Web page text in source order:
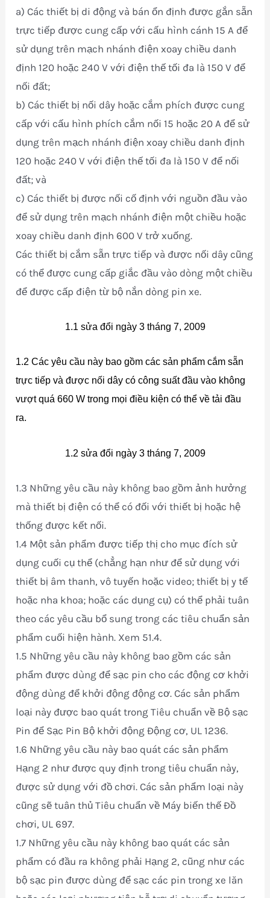
a) Các thiết bị di động và bán ổn định được gắn sẵn
trực tiếp được cung cấp với cấu hình cánh 15 A để
sử dụng trên mạch nhánh điện xoay chiều danh
định 120 hoặc 240 V với điện thế tối đa là 150 V để
nối đất;
b) Các thiết bị nối dây hoặc cắm phích được cung
cấp với cấu hình phích cắm nối 15 hoặc 20 A để sử
dụng trên mạch nhánh điện xoay chiều danh định
120 hoặc 240 V với điện thế tối đa là 150 V để nối
đất; và
c) Các thiết bị được nối cố định với nguồn đầu vào
để sử dụng trên mạch nhánh điện một chiều hoặc
xoay chiều danh định 600 V trở xuống.
Các thiết bị cắm sẵn trực tiếp và được nối dây cũng
có thể được cung cấp giắc đầu vào dòng một chiều
để được cấp điện từ bộ nắn dòng pin xe.
1.1 sửa đổi ngày 3 tháng 7, 2009
1.2 Các yêu cầu này bao gồm các sản phẩm cắm sẵn
trực tiếp và được nối dây có công suất đầu vào không
vượt quá 660 W trong mọi điều kiện có thể về tải đầu
ra.
1.2 sửa đổi ngày 3 tháng 7, 2009
1.3 Những yêu cầu này không bao gồm ảnh hưởng
mà thiết bị điện có thể có đối với thiết bị hoặc hệ
thống được kết nối.
1.4 Một sản phẩm được tiếp thị cho mục đích sử
dụng cuối cụ thể (chẳng hạn như để sử dụng với
thiết bị âm thanh, vô tuyến hoặc video; thiết bị y tế
hoặc nha khoa; hoặc các dụng cụ) có thể phải tuân
theo các yêu cầu bổ sung trong các tiêu chuẩn sản
phẩm cuối hiện hành. Xem 51.4.
1.5 Những yêu cầu này không bao gồm các sản
phẩm được dùng để sạc pin cho các động cơ khởi
động dùng để khởi động động cơ. Các sản phẩm
loại này được bao quát trong Tiêu chuẩn về Bộ sạc
Pin để Sạc Pin Bộ khởi động Động cơ, UL 1236.
1.6 Những yêu cầu này bao quát các sản phẩm
Hạng 2 như được quy định trong tiêu chuẩn này,
được sử dụng với đồ chơi. Các sản phẩm loại này
cũng sẽ tuân thủ Tiêu chuẩn về Máy biến thế Đồ
chơi, UL 697.
1.7 Những yêu cầu này không bao quát các sản
phẩm có đầu ra không phải Hạng 2, cũng như các
bộ sạc pin được dùng để sạc các pin trong xe lăn